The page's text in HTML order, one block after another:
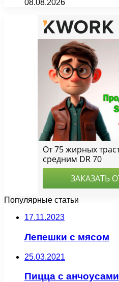
08.08.2026
Популярные статьи
17.11.2023
Лепешки с мясом
25.03.2021
Пицца с анчоусами